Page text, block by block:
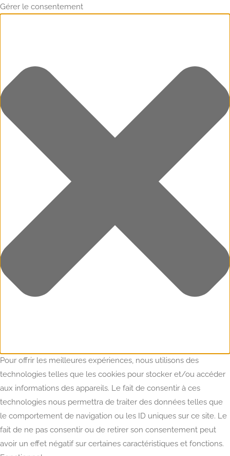
Gérer le consentement
Pour offrir les meilleures expériences, nous utilisons des
technologies telles que les cookies pour stocker et/ou accéder
aux informations des appareils. Le fait de consentir à ces
technologies nous permettra de traiter des données telles que
le comportement de navigation ou les ID uniques sur ce site. Le
fait de ne pas consentir ou de retirer son consentement peut
avoir un effet négatif sur certaines caractéristiques et fonctions.